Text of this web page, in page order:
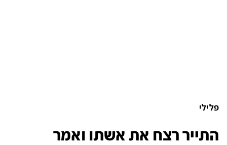
פלילי
התייר רצח את אשתו ואמר